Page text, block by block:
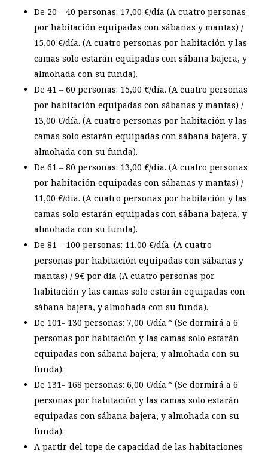
De 20 – 40 personas: 17,00 €/día (A cuatro personas
por habitación equipadas con sábanas y mantas) /
15,00 €/día. (A cuatro personas por habitación y las
camas solo estarán equipadas con sábana bajera, y
almohada con su funda).
De 41 – 60 personas: 15,00 €/día. (A cuatro personas
por habitación equipadas con sábanas y mantas) /
13,00 €/día. (A cuatro personas por habitación y las
camas solo estarán equipadas con sábana bajera, y
almohada con su funda).
De 61 – 80 personas: 13,00 €/día. (A cuatro personas
por habitación equipadas con sábanas y mantas) /
11,00 €/día. (A cuatro personas por habitación y las
camas solo estarán equipadas con sábana bajera, y
almohada con su funda).
De 81 – 100 personas: 11,00 €/día. (A cuatro
personas por habitación equipadas con sábanas y
mantas) / 9€ por día (A cuatro personas por
habitación y las camas solo estarán equipadas con
sábana bajera, y almohada con su funda).
De 101- 130 personas: 7,00 €/día.* (Se dormirá a 6
personas por habitación y las camas solo estarán
equipadas con sábana bajera, y almohada con su
funda).
De 131- 168 personas: 6,00 €/día.* (Se dormirá a 6
personas por habitación y las camas solo estarán
equipadas con sábana bajera, y almohada con su
funda).
A partir del tope de capacidad de las habitaciones